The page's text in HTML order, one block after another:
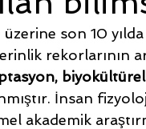
son 10
rekorlarının
İnsan
akademik